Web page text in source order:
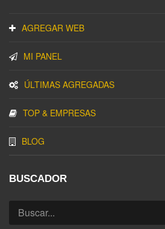
AGREGAR WEB
MI PANEL
ÚLTIMAS AGREGADAS
TOP & EMPRESAS
BLOG
BUSCADOR